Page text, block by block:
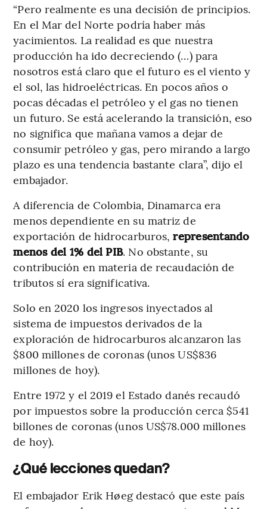
“Pero realmente es una decisión de principios.
En el Mar del Norte podría haber más
yacimientos. La realidad es que nuestra
producción ha ido decreciendo (…) para
nosotros está claro que el futuro es el viento y
el sol, las hidroeléctricas. En pocos años o
pocas décadas el petróleo y el gas no tienen
un futuro. Se está acelerando la transición, eso
no significa que mañana vamos a dejar de
consumir petróleo y gas, pero mirando a largo
plazo es una tendencia bastante clara”, dijo el
embajador.
A diferencia de Colombia, Dinamarca era
menos dependiente en su matriz de
exportación de hidrocarburos,representando
menos del 1% del PIB. No obstante, su
contribución en materia de recaudación de
tributos sí era significativa.
Solo en 2020 los ingresos inyectados al
sistema de impuestos derivados de la
exploración de hidrocarburos alcanzaron las
$800 millones de coronas (unos US$836
millones de hoy).
Entre 1972 y el 2019 el Estado danés recaudó
por impuestos sobre la producción cerca $541
billones de coronas (unos US$78.000 millones
de hoy).
¿Qué lecciones quedan?
El embajador Erik Høeg destacó que este país